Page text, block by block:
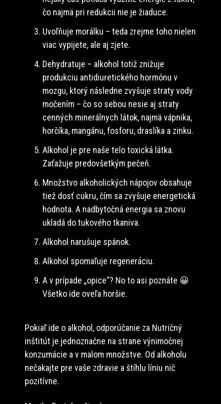
čo najmä pri redukcii nie je žiaduce.
Uvoľňuje morálku – teda zrejme toho nielen
viac vypijete, ale aj zjete.
Dehydratuje – alkohol totiž znižuje
produkciu antidiuretického hormónu v
mozgu, ktorý následne zvyšuje straty vody
močením – čo so sebou nesie aj straty
cenných minerálnych látok, najmä vápnika,
horčíka, mangánu, fosforu, draslíka a zinku.
Alkohol je pre naše telo toxická látka.
Zaťažuje predovšetkým pečeň.
Množstvo alkoholických nápojov obsahuje
tiež dosť cukru, čím sa zvyšuje energetická
hodnota. A nadbytočná energia sa znovu
ukladá do tukového tkaniva.
Alkohol narušuje spánok.
Alkohol spomaľuje regeneráciu.
A v prípade „opice“? No to asi poznáte 😀
Všetko ide oveľa horšie.
Pokiaľ ide o alkohol, odporúčanie za Nutričný
inštitút je jednoznačne na strane výnimočnej
konzumácie a v malom množstve. Od alkoholu
nečakajte pre vaše zdravie a štíhlu líniu nič
pozitívne.